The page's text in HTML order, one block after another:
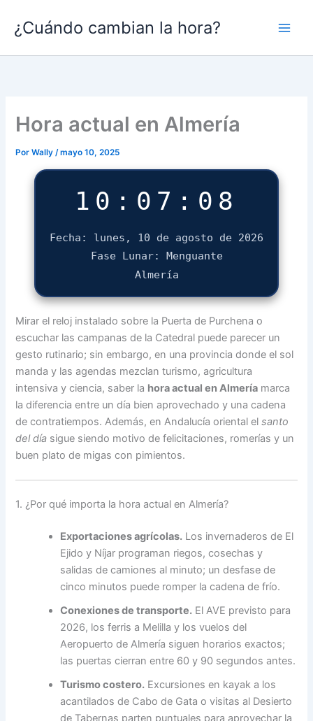
contenido
¿Cuándo cambian la hora?
Hora actual en Almería
PorWally/mayo 10, 2025
10:07:09
Fecha: lunes, 10 de agosto de 2026
Fase Lunar: Menguante
Almería
Mirar el reloj instalado sobre la Puerta de Purchena o
escuchar las campanas de la Catedral puede parecer un
gesto rutinario; sin embargo, en una provincia donde el sol
manda y las agendas mezclan turismo, agricultura
intensiva y ciencia, saber la hora actual en Almería marca
la diferencia entre un día bien aprovechado y una cadena
de contratiempos. Además, en Andalucía oriental elsanto
del día sigue siendo motivo de felicitaciones, romerías y un
buen plato de migas con pimientos.
1. ¿Por qué importa la hora actual en Almería?
Exportaciones agrícolas. Los invernaderos de El
Ejido y Níjar programan riegos, cosechas y
salidas de camiones al minuto; un desfase de
cinco minutos puede romper la cadena de frío.
Conexiones de transporte. El AVE previsto para
2026, los ferris a Melilla y los vuelos del
Aeropuerto de Almería siguen horarios exactos;
las puertas cierran entre 60 y 90 segundos antes.
Turismo costero. Excursiones en kayak a los
acantilados de Cabo de Gata o visitas al Desierto
de Tabernas parten puntuales para aprovechar la